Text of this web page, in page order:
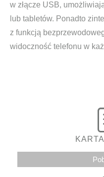
w złącze USB,
lub tabletów. Ponadto
z funkcją
widoczność telefonu w